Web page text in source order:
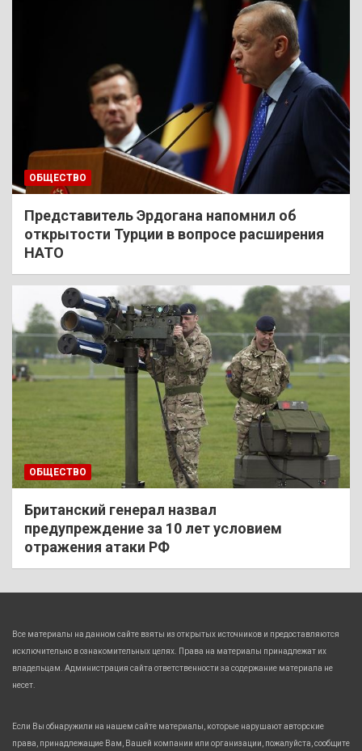
ОБЩЕСТВО
Представитель Эрдогана напомнил об
открытости Турции в вопросе расширения
НАТО
ОБЩЕСТВО
Британский генерал назвал
предупреждение за 10 лет условием
отражения атаки РФ
Все материалы на данном сайте взяты из открытых источников и предоставляются
исключительно в ознакомительных целях. Права на материалы принадлежат их
владельцам. Администрация сайта ответственности за содержание материала не
несет.
Если Вы обнаружили на нашем сайте материалы, которые нарушают авторские
права, принадлежащие Вам, Вашей компании или организации, пожалуйста, сообщите